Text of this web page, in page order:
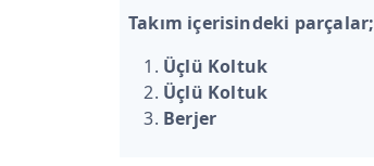
Takım içerisindeki parçalar;
Üçlü Koltuk
Üçlü Koltuk
Berjer